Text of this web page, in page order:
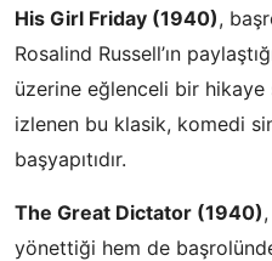
His Girl Friday (1940),
Rosalind Russell’ın
üzerine eğlenceli bir
izlenen bu klasik, komedi
başyapıtıdır.
The Great Dictator (1940)
yönettiği hem de